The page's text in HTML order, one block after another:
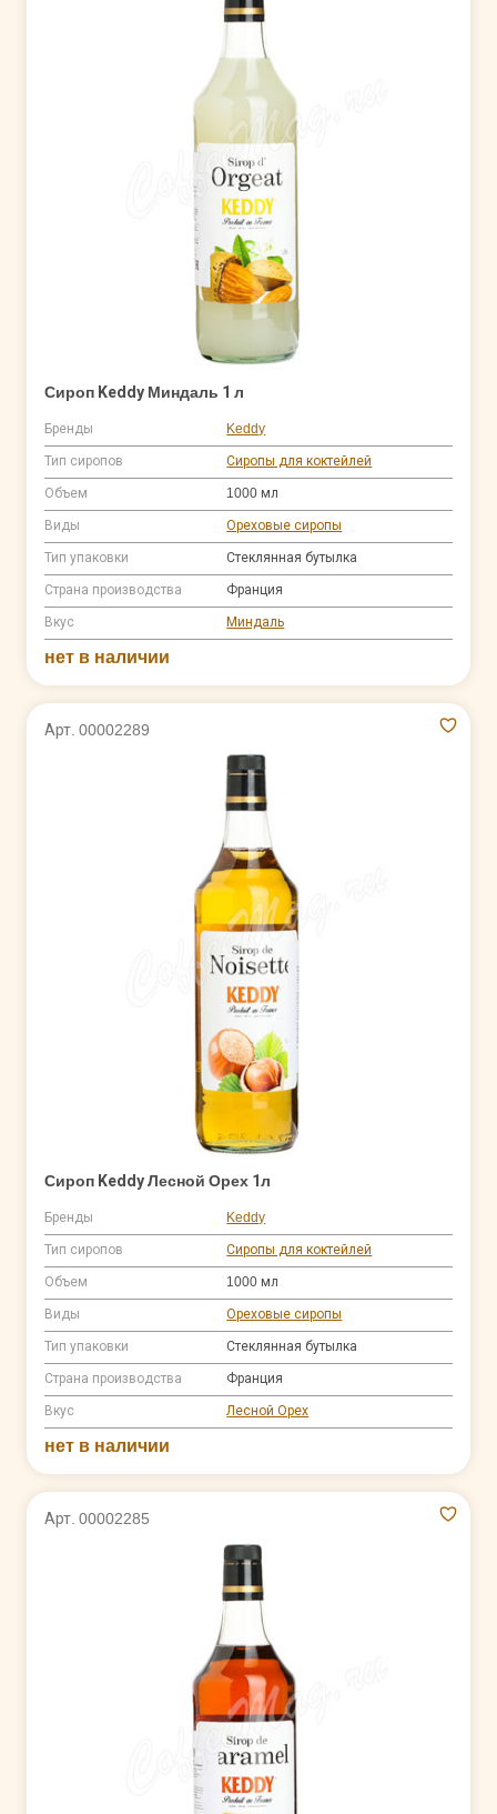
Сироп Keddy Миндаль 1 л
Бренды Keddy
Тип сиропов Сиропы для коктейлей
Объем 1000 мл
Виды Ореховые сиропы
Тип упаковки Стеклянная бутылка
Страна производства Франция
Вкус Миндаль
нет в наличии
Арт. 00002289
Сироп Keddy Лесной Орех 1л
Бренды Keddy
Тип сиропов Сиропы для коктейлей
Объем 1000 мл
Виды Ореховые сиропы
Тип упаковки Стеклянная бутылка
Страна производства Франция
Вкус Лесной Орех
нет в наличии
Арт. 00002285